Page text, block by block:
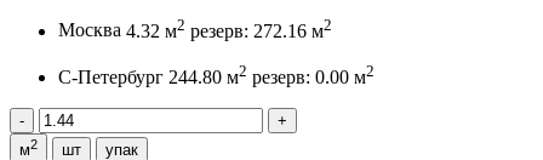
Москва 4.32 м2 резерв: 272.16 м2
С-Петербург 244.80 м2 резерв: 0.00 м2
м2 шт упак